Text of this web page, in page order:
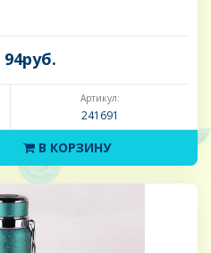
94руб.
Артикул:
241691
В КОРЗИНУ